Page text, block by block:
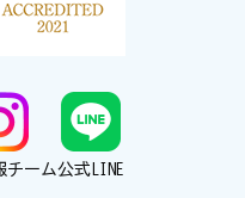
チーム公式LINE